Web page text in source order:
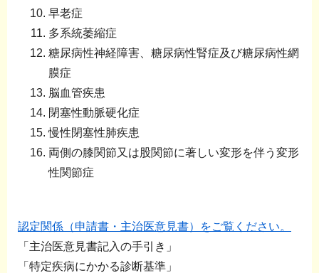
早老症
多系統萎縮症
糖尿病性神経障害、糖尿病性腎症及び糖尿病性網
膜症
脳血管疾患
閉塞性動脈硬化症
慢性閉塞性肺疾患
両側の膝関節又は股関節に著しい変形を伴う変形
性関節症
認定関係（申請書・主治医意見書）をご覧ください。
「主治医意見書記入の手引き」
「特定疾病にかかる診断基準」